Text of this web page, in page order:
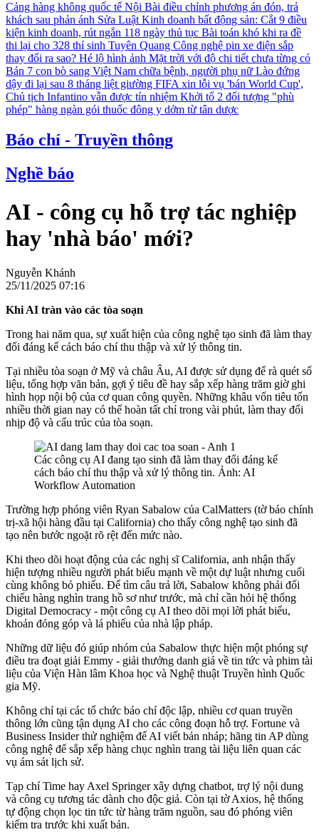
Cảng hàng không quốc tế Nội Bài điều chỉnh phương án đón, trả
khách sau phản ánh Sửa Luật Kinh doanh bất động sản: Cắt 9 điều
kiện kinh doanh, rút ngắn 118 ngày thủ tục Bài toán khó khi ra đề
thi lại cho 328 thí sinh Tuyên Quang Công nghệ pin xe điện sắp
thay đổi ra sao? Hé lộ hình ảnh Mặt trời với độ chi tiết chưa từng có
Bán 7 con bò sang Việt Nam chữa bệnh, người phụ nữ Lào đứng
dậy đi lại sau 8 tháng liệt giường FIFA xin lỗi vụ 'bán World Cup',
Chủ tịch Infantino vẫn được tín nhiệm Khởi tố 2 đối tượng "phù
phép" hàng ngàn gói thuốc đông y dởm từ tân dược
Báo chí - Truyền thông
Nghề báo
AI - công cụ hỗ trợ tác nghiệp
hay 'nhà báo' mới?
Nguyễn Khánh
25/11/2025 07:16
Khi AI tràn vào các tòa soạn
Trong hai năm qua, sự xuất hiện của công nghệ tạo sinh đã làm thay
đổi đáng kể cách báo chí thu thập và xử lý thông tin.
Tại nhiều tòa soạn ở Mỹ và châu Âu, AI được sử dụng để rà quét số
liệu, tổng hợp văn bản, gợi ý tiêu đề hay sắp xếp hàng trăm giờ ghi
hình họp nội bộ của cơ quan công quyền. Những khâu vốn tiêu tốn
nhiều thời gian nay có thể hoàn tất chỉ trong vài phút, làm thay đổi
nhịp độ và cấu trúc của tòa soạn.
Các công cụ AI đang tạo sinh đã làm thay đổi đáng kể
cách báo chí thu thập và xử lý thông tin. Ảnh: AI
Workflow Automation
Trường hợp phóng viên Ryan Sabalow của CalMatters (tờ báo chính
trị-xã hội hàng đầu tại California) cho thấy công nghệ tạo sinh đã
tạo nên bước ngoặt rõ rệt đến mức nào.
Khi theo dõi hoạt động của các nghị sĩ California, anh nhận thấy
hiện tượng nhiều người phát biểu mạnh về một dự luật nhưng cuối
cùng không bỏ phiếu. Để tìm câu trả lời, Sabalow không phải đối
chiếu hàng nghìn trang hồ sơ như trước, mà chỉ cần hỏi hệ thống
Digital Democracy - một công cụ AI theo dõi mọi lời phát biểu,
khoản đóng góp và lá phiếu của nhà lập pháp.
Những dữ liệu đó giúp nhóm của Sabalow thực hiện một phóng sự
điều tra đoạt giải Emmy - giải thưởng danh giá về tin tức và phim tài
liệu của Viện Hàn lâm Khoa học và Nghệ thuật Truyền hình Quốc
gia Mỹ.
Không chỉ tại các tổ chức báo chí độc lập, nhiều cơ quan truyền
thông lớn cũng tận dụng AI cho các công đoạn hỗ trợ. Fortune và
Business Insider thử nghiệm để AI viết bản nháp; hãng tin AP dùng
công nghệ để sắp xếp hàng chục nghìn trang tài liệu liên quan các
vụ ám sát lịch sử.
Tạp chí Time hay Axel Springer xây dựng chatbot, trợ lý nội dung
và công cụ tương tác dành cho độc giả. Còn tại tờ Axios, hệ thống
tự động chọn lọc tin tức từ hàng trăm nguồn, sau đó phóng viên
kiểm tra trước khi xuất bản.